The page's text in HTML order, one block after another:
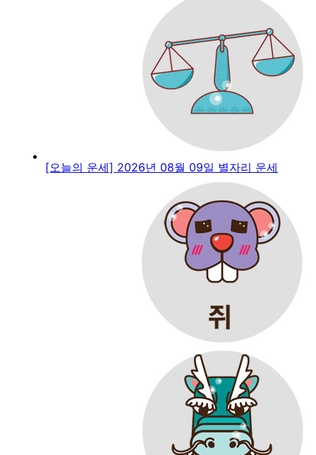
[오늘의 운세] 2026년 08월 09일 별자리 운세